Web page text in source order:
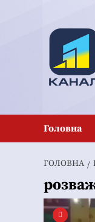
Головна
ГОЛОВНА